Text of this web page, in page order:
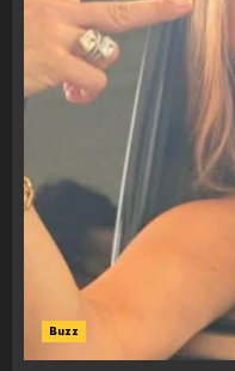
Buzz